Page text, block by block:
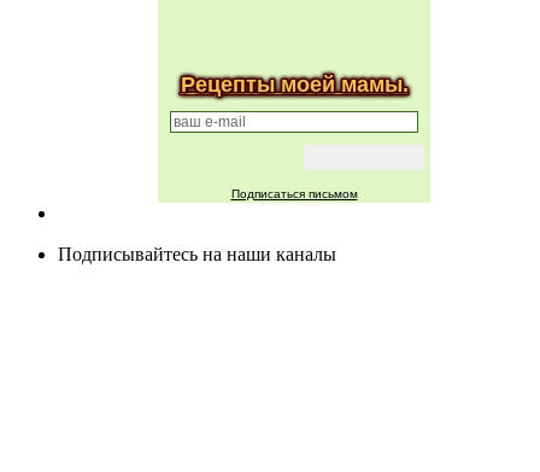
Рецепты моей мамы.
Подписаться письмом
Подписывайтесь на наши каналы